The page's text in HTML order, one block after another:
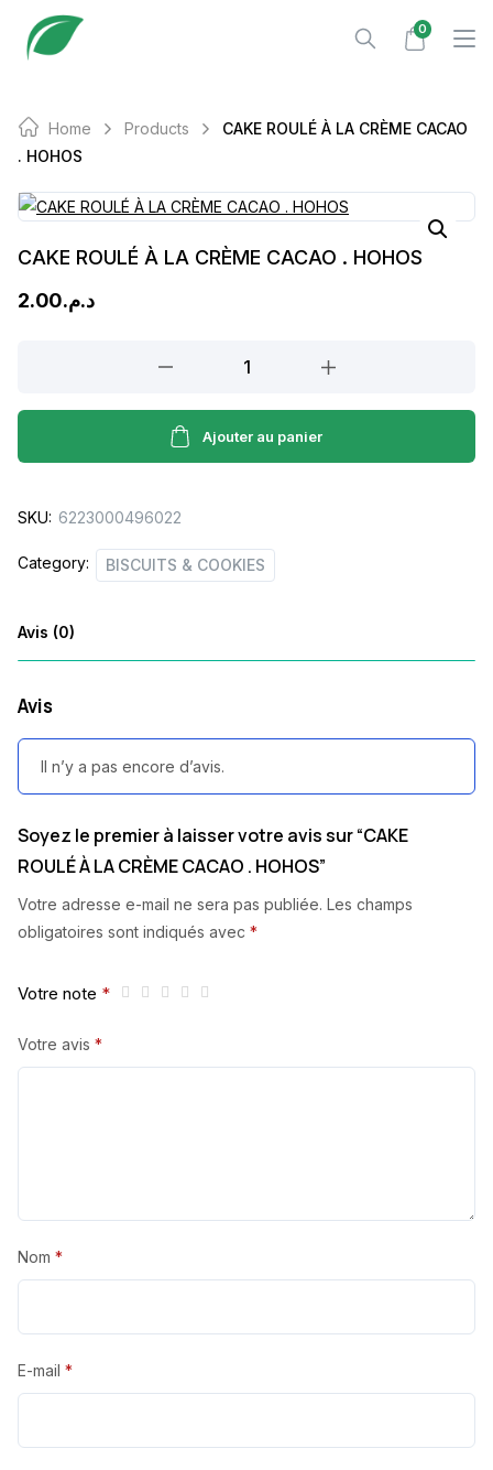
0
Home Products
CAKE ROULÉ À LA CRÈME CACAO
. HOHOS
CAKE ROULÉ À LA CRÈME CACAO . HOHOS
د.م.2.00
À
CRÈME
.
quantity
Ajouter au panier
SKU: 6223000496022
Category: BISCUITS & COOKIES
Avis (0)
Avis
Il n’y a pas encore d’avis.
Soyez le premier à laisser votre avis sur “CAKE
ROULÉ À LA CRÈME CACAO . HOHOS”
Votre adresse e-mail ne sera pas publiée. Les champs
obligatoires sont indiqués avec *
Votre note *
Votre avis *
Nom *
E-mail *